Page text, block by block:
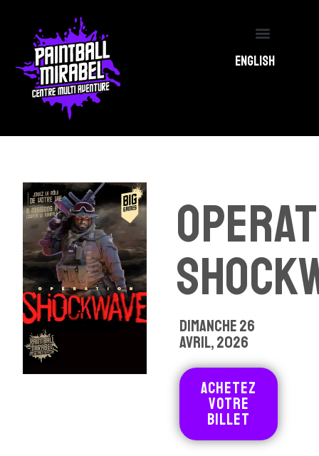
English
DIMANCHE 26
AVRIL, 2026
achetez
votre
billet